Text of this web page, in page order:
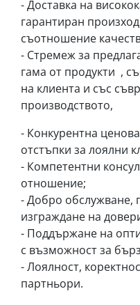
- Доставка на
гарантиран
съотношение
- Стремеж за
гама от продукти ,
на клиента и със
производството,
- Конкурентна
отстъпки за лоялни
- Компетентни
отношение;
- Добро обслужване,
изграждане на
- Поддържане на
с възможност за
- Лоялност,
партньори.